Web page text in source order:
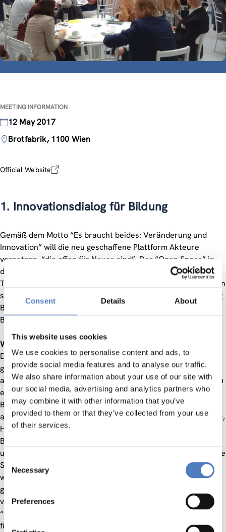
Consent Details About
This website uses cookies
We use cookies to personalise content and ads, to
provide social media features and to analyse our traffic.
We also share information about your use of our site with
our social media, advertising and analytics partners who
may combine it with other information that you’ve
provided to them or that they’ve collected from your use
of their services.
Selection
Necessary
Preferences
MEETING INFORMATION
12 May 2017
Brotfabrik, 1100 Wien
Official Website
1. Innovationsdialog für Bildung
Gemäß dem Motto “Es braucht beides: Veränderung und
Innovation” will die neu geschaffene Plattform Akteure
vernetzen, “die offen für Neues sind”. Der “Open Space” in
der Brotfabrik in Wien bot Raum zur Diskussion, in welchen
Themenfeldern die Innovationsstiftung für Bildung investieren
sollte und ging der Frage nach, welche Art der Unterstützung
Beteiligten brauchen, damit Innovation in der
Bildungslandschaft gelingen kann.
Wunsch nach
Die Innovationsstiftung für Bildung wurde am 1. Jänner 2017
gegründet. Ziel ist es, das Bildungsniveau nachhaltig
anzuheben und Innovation als Kernkompetenz der Bildung zu
etablieren. Das strategische Ziel der Innovationsstiftung für
Bildung ist die Identifizierung, Bündelung und Unterstützung
aller innovativen Kräfte in Österreich. Es sollen die Zukunfts-,
Handlungs- und Entwicklungsfähigkeit des nationalen
Bildungssystems insgesamt verbessert werden, Strukturen
und Prozesse bedarfsorientiert weiterentwickelt und positive
Synergien mit und in anderen gesellschaftlichen und
wirtschaftlichen Bereichen geschaffen werden: Die
gemeinnützige Stiftung soll dabei laut letztem
veröffentlichten Entwurf (
, 2016) jährlich eine
“Landkarte der Bildungsinnovationen” erstellen, Gütesiegel
für Bildungsinnovationen vergeben und Studien zur